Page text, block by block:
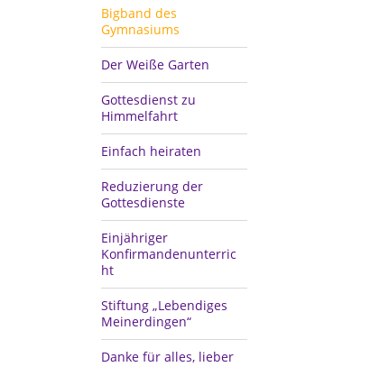
Bigband des
Gymnasiums
Der Weiße Garten
Gottesdienst zu
Himmelfahrt
Einfach heiraten
Reduzierung der
Gottesdienste
Einjähriger
Konfirmandenunterric
ht
Stiftung „Lebendiges
Meinerdingen“
Danke für alles, lieber